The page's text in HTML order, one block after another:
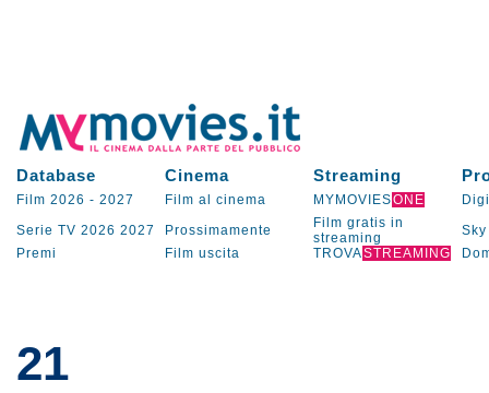
Database Cinema Streaming
Film 2026 - 2027 Film al cinema MYMOVIESONE
Serie TV 2026 2027 Prossimamente
Film gratis in
streaming
Sky
Premi
Film uscita TROVASTREAMING
21